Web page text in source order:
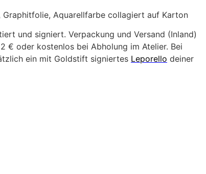
Aquarellfarbe collagiert auf Karton
und signiert. Verpackung und Versand (Inland)
€ oder kostenlos bei Abholung im Atelier. Bei
ein mit Goldstift signiertes Leporello deiner